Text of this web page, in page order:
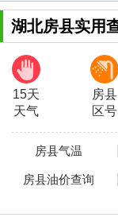
湖北房县实用
15天
天气
房县
区号
房县气温
房县油价查询